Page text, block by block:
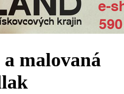
malovaná